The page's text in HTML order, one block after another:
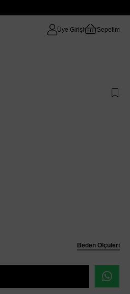
Üye Girişi Sepetim
Beden Ölçüleri